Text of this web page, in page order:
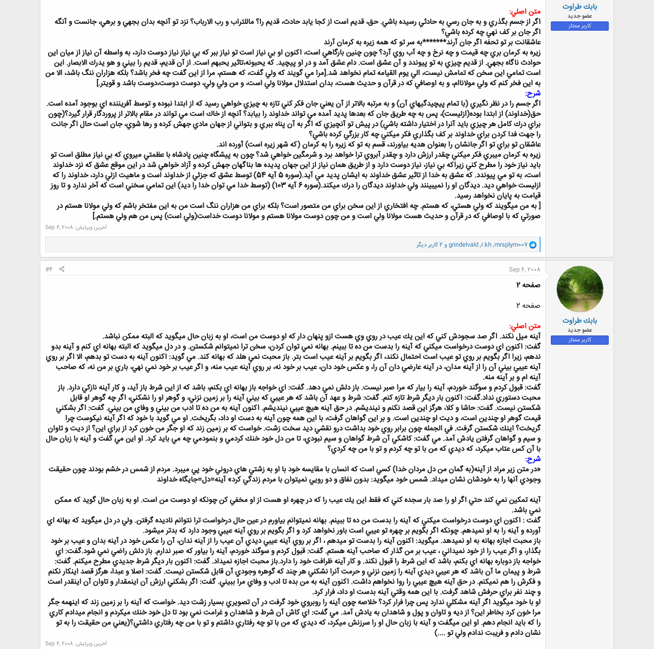
بابك طراوت
عضو جدید
کاربر ممتاز
متن اصلي:
اگر از جسم بگذري و به جان رسي به حادثي رسيده باشي. حق، قديم است از كجا يابد حادث، قديم را؟ ماللتراب و رب الارباب؟ نزد تو آنچه بدان بجهي و برهي، جانست و آنگه
اگر جان بر كف نهي چه كرده باشي؟
عاشقانت بر تو تحفه اگر جان آرند*******به سر تو كه همه زيره به كرمان آرند
زيره به كرمان بري چه قيمت و چه نرخ و چه آب روي آرد؟ چون چنين بارگاهي است، اكنون او بي نياز است تو نياز ببر كه بي نياز نياز دوست دارد، به واسطه آن نياز از ميان اين
حوادث ناگاه بجهي. از قديم چيزي به تو پيوندد و آن عشق است. دام عشق آمد و در او پيچيد. كه يحبونه،تاثير يحبهم است. از آن قديم، قديم را بيني و هو يدرك الابصار. اين
است تمامي اين سخن كه تمامش نيست، الي يوم القيامه تمام نخواهد شد.[مرا مي گويند كه ولي گفت، كه هستم، مرا از اين گفت چه فخر باشد؟ بلكه هزاران ننگ باشد، الا من
به اين فخر كنم كه ولي مولاناام، و به اوصافي كه در قرآن و حديث هست، بدان استدلال مولانا ولي است، و من ولي ولي، دوست دوست،دوست باشد و قويتر.]
شرح:
اگر جسم را در نظر نگيري (با تمام پيچيدگيهاي آن) و به مرتبه بالاتر از آن يعني جان فكر كني تازه به چيزي خواهي رسيد كه از ابتدا نبوده و توسط آفريننده اي بوجود آمده است.
حق(خداوند) از ابتدا بوده(ازليست)، پس به چه طريق جان كه بعدها پديد آمده مي تواند خداوند را بيابد؟ آنچه از خاك است مي تواند در مقام بالاتر از پروردگار قرار گيرد؟(چون
براي درك كامل هر چيزي بايد آنرا در اختيار داشته باشي) در پيش تو آنچيزي كه اگر به آن پناه ببري و بتواني از جهان مادي جهش كرده و رها شوي، جان است حال اگر جانت
را جهت فدا كردن براي خداوند بر كف بگذاري فكر ميكني چه كار بزرگي كرده باشي؟
عاشقان تو براي تو اگر جانشان را بعنوان هديه بياورند، قسم به تو كه زيره را به كرمان (كه شهر زيره است) آورده اند.
زيره به كرمان ميبري فكر ميكني چقدر ارزش دارد و چقدر آبروي ترا خواهد برد و شرمگين خواهي شد؟ چون به پيشگاه چنين پادشاه با عظمتي ميروي كه بي نياز مطلق است تو
بايد نياز خود را مطرح كني زيراكه بي نياز، نياز دوست دارد و از طريق همان نياز از اين جهان پديده ها بناگهان جهش كرده و آزاد خواهي شد در اين موقع عشق كه نزد خداوند
است، به تو مي پيوندد. كه عشق به خدا از تاثير عشق خداوند به ايشان پديد مي آيد.(سوره 5 آيه 54) توسط عشق كه جزئي از خداوند است و ماهيت ازلي دارد، خداوند را كه
ازليست خواهي ديد. ديدگان او را نميبينند ولي خداوند ديدگان را درك ميكند.(سوره 6 آيه 103) (توسط خدا مي توان خدا را ديد) اين تمامي سخني است كه آخر ندارد و تا روز
قيامت به پايان نخواهد رسيد.
[ به من ميگويند كه ولي هستي، كه هستم. چه افتخاري از اين سخن براي من متصور است؟ بلكه براي من هزاران ننگ است من به اين مفتخر باشم كه ولي مولانا هستم در
صورتي كه با اوصافي كه در قرآن و حديث هست مولانا ولي است و من چون دوست مولانا هستم و مولانا دوست خداست(ولي است) پس من هم ولي هستم.]
آخرین ویرایش: Sep 6, 2008
و
ا
ک
ن
ش
ه
ا
mrsplym007
,
r.kh
,
grindelvald و 2 کاربر دیگر
بابك طراوت
عضو جدید
کاربر ممتاز
Sep 6, 2008
#4
صفحه 2
صفحه 2
متن اصلي:
آينه ميل نكند. اگر صد سجودش كني كه اين يك عيب در روي وي هست ازو پنهان دار كه او دوست من است، او به زبان حال ميگويد كه البته ممكن نباشد.
گفت: اكنون اي دوست درخواست ميكني كه آينه را بدست من ده تا ببينم. بهانه نمي توان كردن، سخن ترا نميتوانم شكستن. و در دل ميگويد كه البته بهانه اي كنم و آينه بدو
ندهم، زيرا اگر بگويم بر روي تو عيب است احتمال نكند، اگر بگويم بر آينه عيب است بتر. باز محبت نمي هلد كه بهانه كند. مي گويد: اكنون آينه به دست تو بدهم، الا اگر بر روي
آينه عيبي بيني آن را از آينه مدان، در آينه عارضي دان آن را، و عكس خود دان، عيب بر خود نه، بر روي آينه عيب منه، و اگر عيب بر خود نمي نهي، باري بر من نه، كه صاحب
آينه ام و بر آينه منه.
گفت: قبول كردم و سوگند خوردم، آينه را بيار كه مرا صبر نيست. باز دلش نمي دهد. گفت: اي خواجه باز بهانه اي بكنم، باشد كه از اين شرط باز آيد، و كار آينه نازكي دارد. باز
محبت دستوري نداد.گفت: اكنون بار ديگر شرط تازه كنم. گفت: شرط و عهد آن باشد كه هر عيبي كه بيني آينه را بر زمين نزني، و گوهر او را نشكني، اگر چه گوهر او قابل
شكستن نيست. گفت: حاشا و كلا، هرگز اين قصد نكنم و نينديشم. در حق آينه هيچ عيبي نينديشم. اكنون آينه به من ده تا ادب من بيني و وفاي من بيني. گفت: اگر بشكني
قيمت گوهر او چندين است، و ديت او چندين است. و بر اين گواهان گرفت، با اين همه چون آينه به دست او داد، بگريخت. او مي گويد با خود كه اگر آينه نيكوست چرا
گريخت؟ اينك شكستن گرفت. في الجمله چون برابر روي خود بداشت درو نقشي ديد سخت زشت. خواست كه بر زمين زند كه او جگر من خون كرد از براي اين؟ از ديت و تاوان
و سيم و گواهان گرفتن يادش آمد. مي گفت: كاشكي آن شرط گواهان و سيم نبودي، تا من دل خود خنك كردمي و بنمودمي چه مي بايد كرد. او اين مي گفت و آينه با زبان حال
با آن كس عتاب ميكرد، كه ديدي كه من با تو چه كردم و تو با من چه كردي؟
شرح:
«در متن زير مراد از آينه(به گمان من دل مردان خدا) كسي است كه انسان با مقايسه خود با او به زشتي هاي دروني خود پي ميبرد. مردم از شمس در خشم بودند چون حقيقت
وجودي آنها را به خودشان نشان ميداد. شمس خود ميگويد: بدون نفاق و دو رويي نميتوان با مردم زندگي كرد» آينه=دل=جايگاه خداوند
آينه تمكين نمي كند حتي اگر او را صد بار سجده كني كه فقط اين يك عيب را كه در چهره او هست از او مخفي كن چونكه او دوست من است. او به زبان حال گويد كه ممكن
نمي باشد.
گفت : اكنون اي دوست درخواست ميكني كه آينه را بدست من ده تا ببينم. بهانه نميتوانم بياورم در عين حال درخواست ترا نتوانم ناديده گرفتن. ولي در دل ميگويد كه بهانه اي
آورده و آينه را به او نميدهم. چونكه اگر بگويم بر چهره تو عيبي است باور نخواهد كرد و اگر بگويم بر روي آينه عيبي وجود دارد كه بدتر ميشود.
باز محبت اجازه بهانه به او نميدهد. ميگويد: اكنون آينه را بدست تو ميدهم ، اگر بر روي آينه عيبي ديدي آن عيب را از آينه ندان، آن را عكس خود در آينه بدان و عيب بر خود
بگذار، و اگر عيب را از خود نميداني ، عيب بر من گذار كه صاحب آينه هستم. گفت: قبول كردم و سوگند خوردم، آينه را بياور كه صبر ندارم. باز دلش راضي نمي شود.گفت: اي
خواجه باز دوباره بهانه اي بكنم، باشد كه اين شرط را قبول نكند. و كار آينه ظرافت خود را دارد.باز محبت اجازه نميداد. گفت: اكنون بار ديگر شرط جديدي مطرح ميكنم. گفت:
شرط و پيمان ما آن باشد كه هر عيبي ديدي آينه را زمين نزني و حرمت آنرا نشكني هر چند كه گوهره وجودي آن قابل شكستن نيست. گفت: اصلا و عبدا، هرگز قصد اينكار نكنم
و فكرش را هم نميكنم. در حق آينه هيچ عيبي را روا نخواهم داشت. اكنون آينه به من بده تا ادب و وفاي مرا ببيني. گفت: اگر بشكني ارزش آن اينمقدار و تاوان آن اينقدر است
و چند نفر براي حرفش شاهد گرفت. با اين همه وقتي آينه بدست او داد، فرار كرد.
او با خود ميگويد اگر آينه مشكلي ندارد پس چرا فرار كرد؟ خلاصه چون آينه را روبروي خود گرفت در آن تصويري بسيار زشت ديد. خواست كه آينه را بر زمين زند كه اينهمه جگر
مرا خون كرد بخاطر اين؟ از ديه و تاوان و پول و شاهدان به يادش آمد. مي گفت: اي كاش آن شرط و شاهدان و غرامت نمي بود تا دل خود خنك ميكردم و انجام ميدادم كاري
را كه بايد انجام دهم. او اين ميگفت و آينه با زبان حال او را سرزنش ميكرد، كه ديدي كه من با تو چه رفتاري داشتم و تو با من چه رفتاري داشتي؟(يعني من حقيقت را به تو
نشان دادم و فريبت ندادم ولي تو ....)
آخرین ویرایش: Sep 6, 2008